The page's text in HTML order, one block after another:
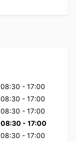
08:30 - 17:00
08:30 - 17:00
08:30 - 17:00
08:30 - 17:00
08:30 - 17:00